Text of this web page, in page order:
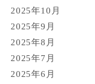
2025年10月
2025年9月
2025年8月
2025年7月
2025年6月